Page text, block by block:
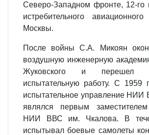
Северо-Западном фронте, 12-го
истребительного
Москвы.
После войны С.А. Микоян
воздушную инженерную
Жуковского и перешел
испытательную работу. С 1959
испытательное управление НИИ
являлся первым заместителем
НИИ ВВС им. Чкалова. В
испытывал боевые самолеты